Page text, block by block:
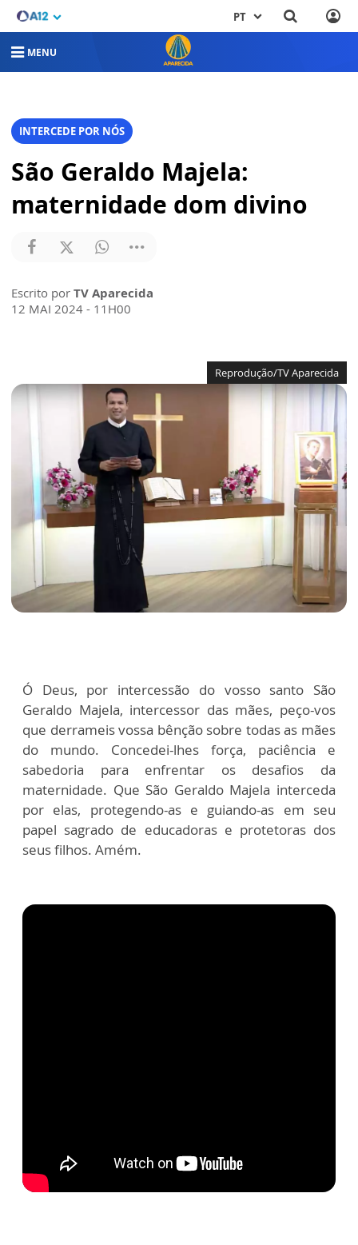
PT
MENU
INTERCEDE POR NÓS
São Geraldo Majela:
maternidade dom divino
Escrito por TV Aparecida
12 MAI 2024 - 11H00
Reprodução/TV Aparecida
Ó Deus, por intercessão do vosso santo São
Geraldo Majela, intercessor das mães, peço-vos
que derrameis vossa bênção sobre todas as mães
do mundo. Concedei-lhes força, paciência e
sabedoria para enfrentar os desafios da
maternidade. Que São Geraldo Majela interceda
por elas, protegendo-as e guiando-as em seu
papel sagrado de educadoras e protetoras dos
seus filhos. Amém.